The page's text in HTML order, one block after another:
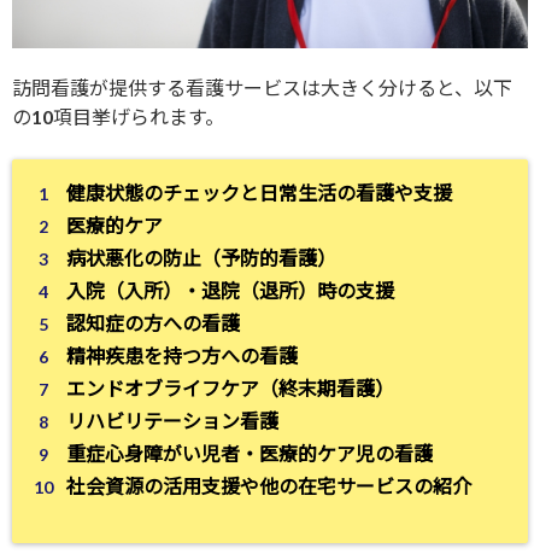
訪問看護が提供する看護サービスは大きく分けると、以下
の10項目挙げられます。
健康状態のチェックと日常生活の看護や支援
医療的ケア
病状悪化の防止（予防的看護）
入院（入所）・退院（退所）時の支援
認知症の方への看護
精神疾患を持つ方への看護
エンドオブライフケア（終末期看護）
リハビリテーション看護
重症心身障がい児者・医療的ケア児の看護
社会資源の活用支援や他の在宅サービスの紹介